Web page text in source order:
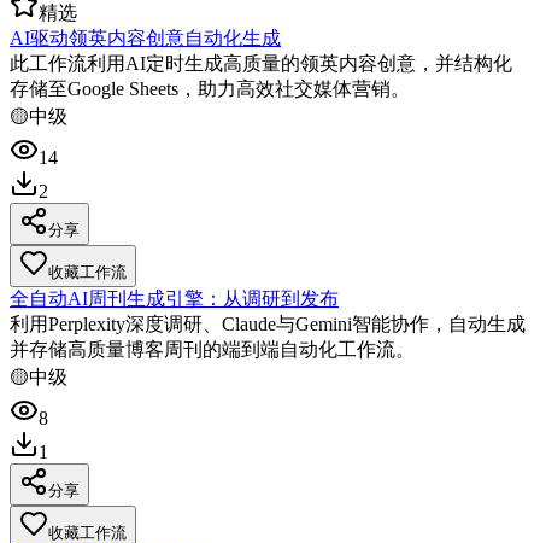
精选
AI驱动领英内容创意自动化生成
此工作流利用AI定时生成高质量的领英内容创意，并结构化
存储至Google Sheets，助力高效社交媒体营销。
🟡中级
14
2
分享
收藏工作流
全自动AI周刊生成引擎：从调研到发布
利用Perplexity深度调研、Claude与Gemini智能协作，自动生成
并存储高质量博客周刊的端到端自动化工作流。
🟡中级
8
1
分享
收藏工作流